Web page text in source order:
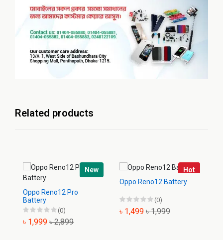
Related products
New
Oppo Reno12 Pro
Battery
(0)
৳ 1,999 ৳ 2,899
Hot
Oppo Reno12 Battery
(0)
৳ 1,499 ৳ 1,999